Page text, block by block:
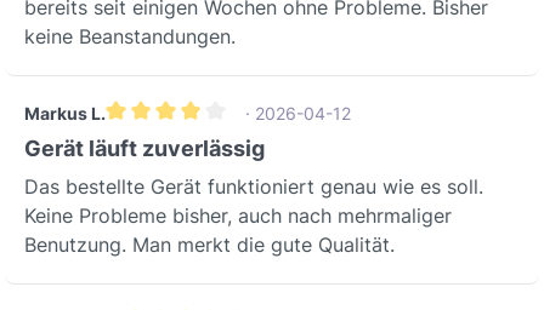
bereits seit einigen Wochen ohne Probleme. Bisher
keine Beanstandungen.
Markus L.
Durchschnittliche Bewertung von 4 von 5 Sternen
· 2026-04-12
Gerät läuft zuverlässig
Das bestellte Gerät funktioniert genau wie es soll.
Keine Probleme bisher, auch nach mehrmaliger
Benutzung. Man merkt die gute Qualität.